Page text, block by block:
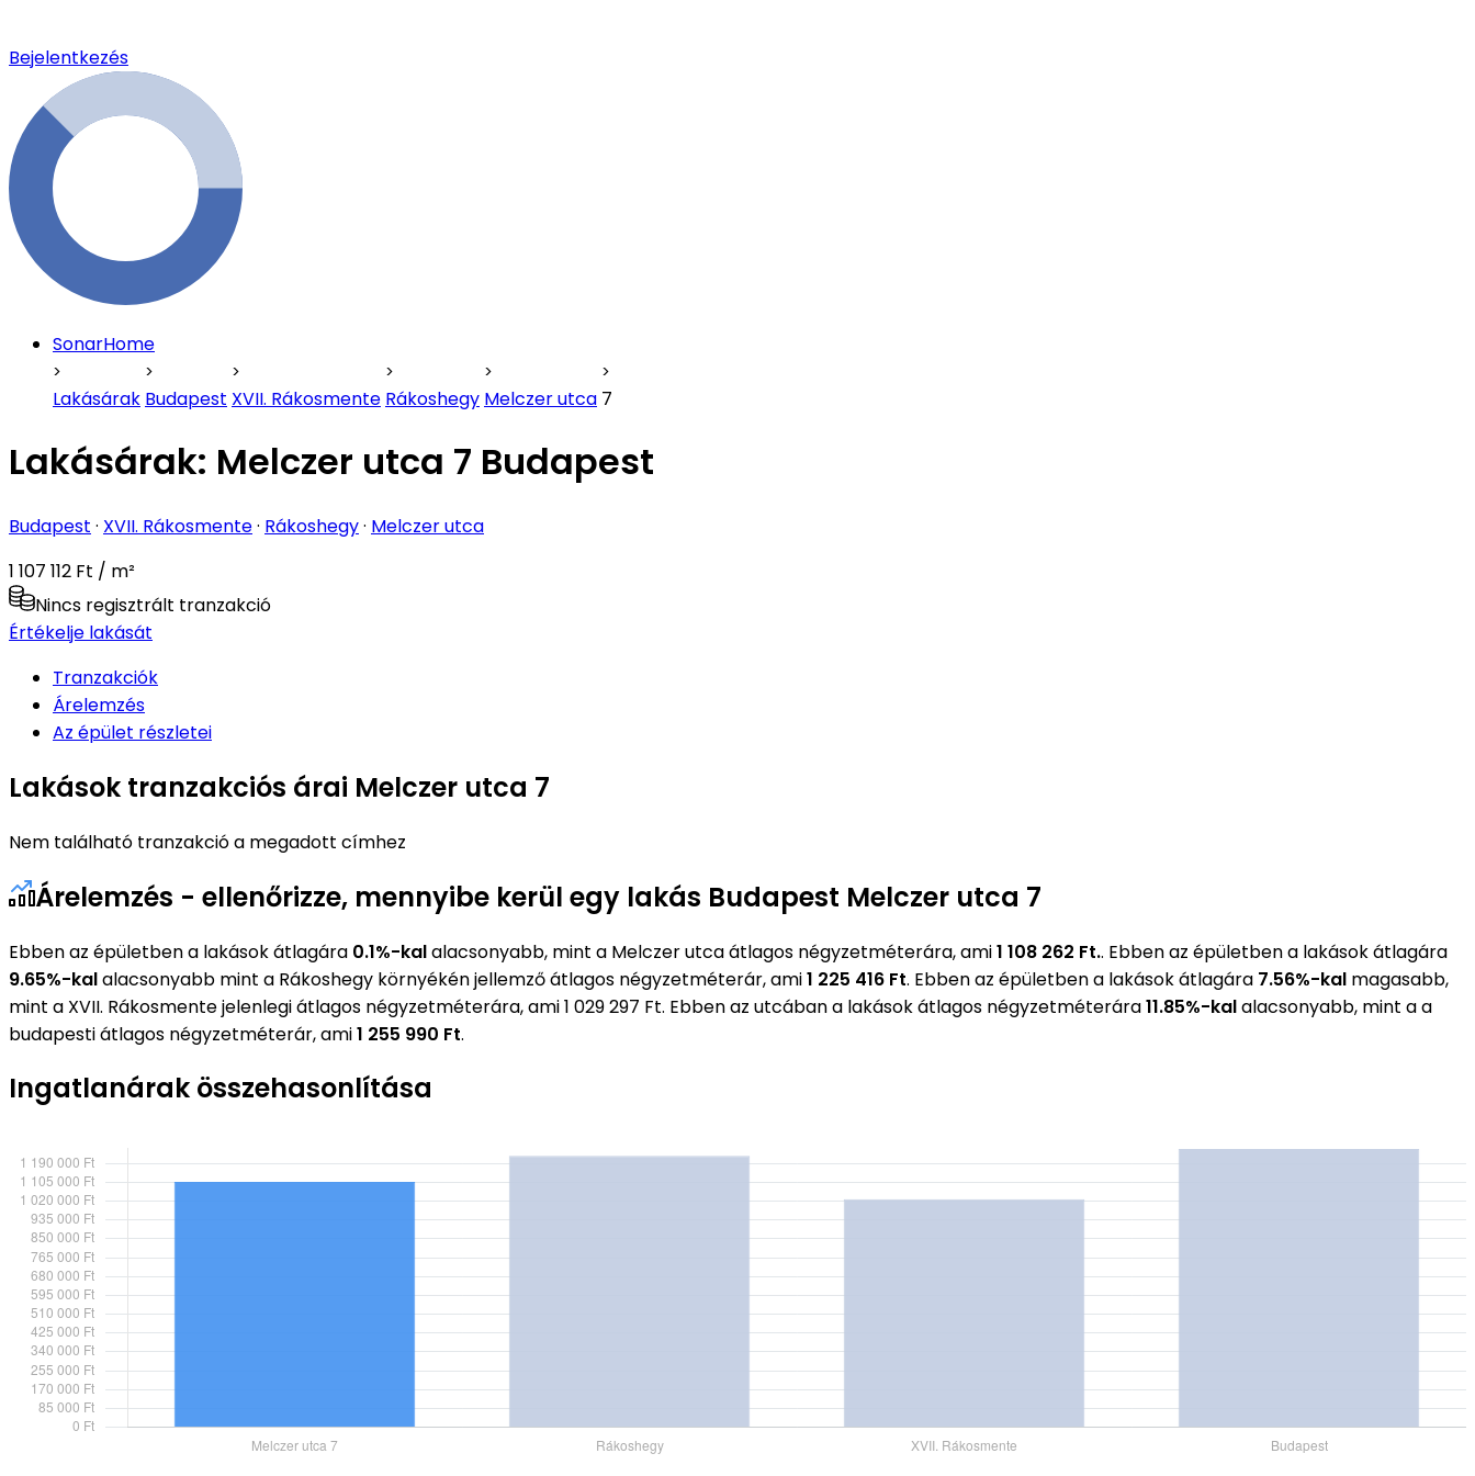
Bejelentkezés
SonarHome
Lakásárak Budapest XVII. Rákosmente Rákoshegy Melczer utca 7
Lakásárak: Melczer utca 7 Budapest
Budapest · XVII. Rákosmente· Rákoshegy· Melczer utca
1 107 112 Ft / m²
Nincs regisztrált tranzakció
Értékelje lakását
Tranzakciók
Árelemzés
Az épület részletei
Lakások tranzakciós árai Melczer utca 7
Nem található tranzakció a megadott címhez
Árelemzés - ellenőrizze, mennyibe kerül egy lakás Budapest Melczer utca 7
Ebben az épületben a lakások átlagára 0.1%-kalalacsonyabb, mint a Melczer utca átlagos négyzetméterára, ami1 108 262 Ft.. Ebben az épületben a lakások átlagára
9.65%-kalalacsonyabb mint a Rákoshegy környékén jellemző átlagos négyzetméterár, ami1 225 416 Ft. Ebben az épületben a lakások átlagára 7.56%-kal magasabb,
mint a XVII. Rákosmente jelenlegi átlagos négyzetméterára, ami 1 029 297 Ft. Ebben az utcában a lakások átlagos négyzetméterára11.85%-kalalacsonyabb, mint a a
budapesti átlagos négyzetméterár, ami1 255 990 Ft.
Ingatlanárak összehasonlítása